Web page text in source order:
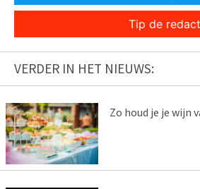
Tip de
VERDER IN HET NIEUWS:
Zo houd je je wijn